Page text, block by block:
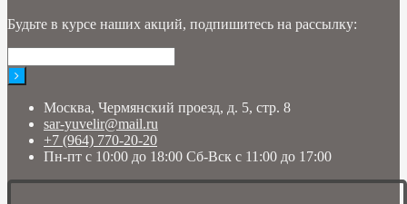
Будьте в курсе наших акций, подпишитесь на рассылку:
Москва, Чермянский проезд, д. 5, стр. 8
sar-yuvelir@mail.ru
+7 (964) 770-20-20
Пн-пт с 10:00 до 18:00 Сб-Вск с 11:00 до 17:00